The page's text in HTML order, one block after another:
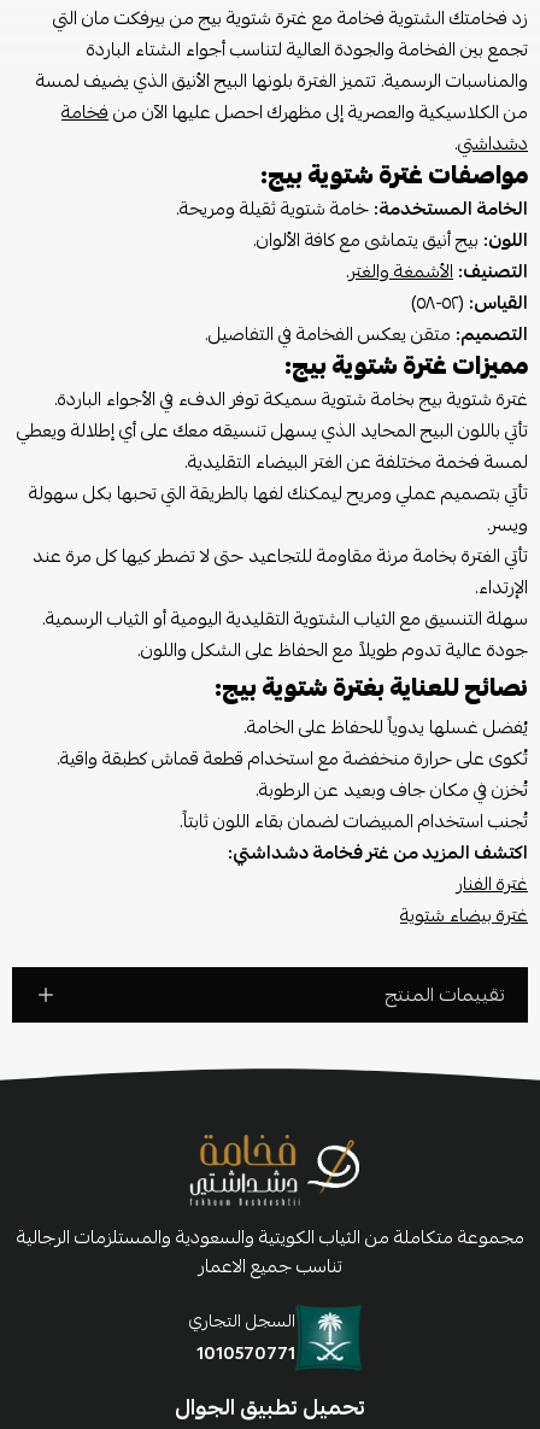
زد فخامتك الشتوية فخامة مع غترة شتوية بيج من بيرفكت مان التي
تجمع بين الفخامة والجودة العالية لتناسب أجواء الشتاء الباردة
والمناسبات الرسمية. تتميز الغترة بلونها البيج الأنيق الذي يضيف لمسة
من الكلاسيكية والعصرية إلى مظهرك احصل عليها الآن منفخامة
دشداشتي.
مواصفات غترة شتوية بيج:
الخامة المستخدمة:خامة شتوية ثقيلة ومريحة.
اللون: بيج أنيق يتماشى مع كافة الألوان.
التصنيف:الأشمغة والغتر.
القياس: (٥٢-٥٨)
التصميم: متقن يعكس الفخامة في التفاصيل.
مميزات غترة شتوية بيج:
غترة شتوية بيج بخامة شتوية سميكة توفر الدفء في الأجواء الباردة.
تأتي باللون البيج المحايد الذي يسهل تنسيقه معك على أي إطلالة ويعطي
لمسة فخمة مختلفة عن الغتر البيضاء التقليدية.
تأتي بتصميم عملي ومريح ليمكنك لفها بالطريقة التي تحبها بكل سهولة
ويسر.
تأتي الغترة بخامة مرنة مقاومة للتجاعيد حتى لا تضطر كيها كل مرة عند
الإرتداء.
سهلة التنسيق مع الثياب الشتوية التقليدية اليومية أو الثياب الرسمية.
جودة عالية تدوم طويلاً مع الحفاظ على الشكل واللون.
نصائح للعناية بغترة شتوية بيج:
يُفضل غسلها يدوياً للحفاظ على الخامة.
تُكوى على حرارة منخفضة مع استخدام قطعة قماش كطبقة واقية.
تُخزن في مكان جاف وبعيد عن الرطوبة.
تُجنب استخدام المبيضات لضمان بقاء اللون ثابتاً.
اكتشف المزيد من غتر فخامة دشداشتي:
غترة الفنار
غترة بيضاء شتوية
تقييمات المنتج
مجموعة متكاملة من الثياب الكويتية والسعودية والمستلزمات الرجالية
تناسب جميع الاعمار
السجل التجاري
1010570771
تحميل تطبيق الجوال